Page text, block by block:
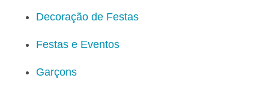
Decoração de Festas
Festas e Eventos
Garçons